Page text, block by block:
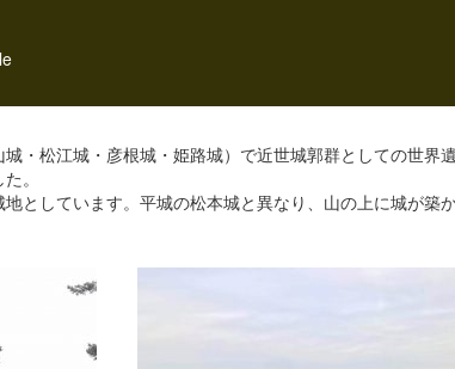
・松江城・彦根城・姫路城）で近世城郭群としての世界
。
としています。平城の松本城と異なり、山の上に城が築